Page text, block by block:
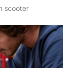
scooter